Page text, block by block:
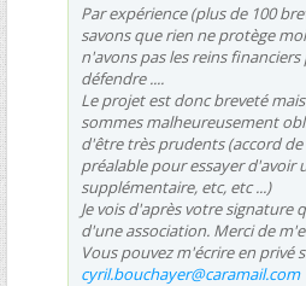
Par expérience (plus de 100
savons que rien ne protège
n'avons pas les reins
défendre ....
Le projet est donc breveté
sommes malheureusement
d'être très prudents (accord
préalable pour essayer d'avoir
supplémentaire, etc, etc ...)
Je vois d'après votre signature
d'une association. Merci de
Vous pouvez m'écrire en privé
cyril.bouchayer@caramail.com